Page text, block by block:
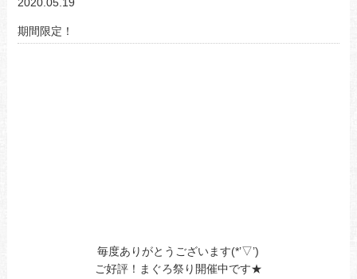
期間限定！
毎度ありがとうございます(*’▽’)
ご好評！まぐろ祭り開催中です★